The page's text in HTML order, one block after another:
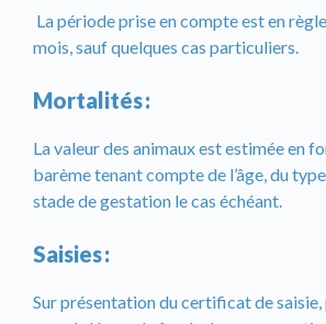
La période prise en compte est en
mois, sauf quelques cas particuliers.
Mortalités:
La valeur des animaux est estimée en
barème tenant compte de l’âge, du
stade de gestation le cas échéant.
Saisies:
Sur présentation du certificat de saisie,